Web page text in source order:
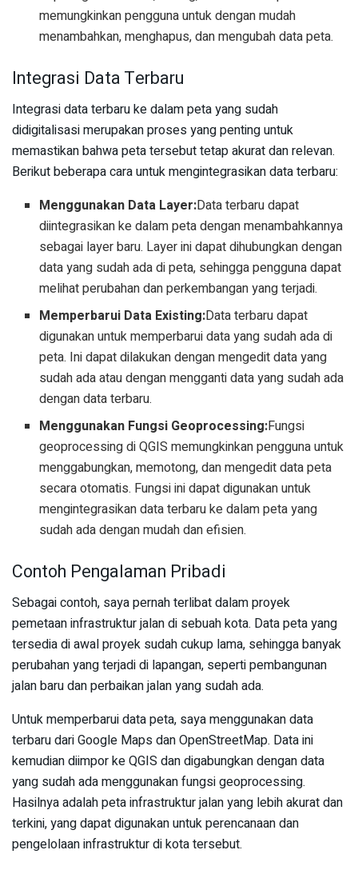
memungkinkan pengguna untuk dengan mudah
menambahkan, menghapus, dan mengubah data peta.
Integrasi Data Terbaru
Integrasi data terbaru ke dalam peta yang sudah
didigitalisasi merupakan proses yang penting untuk
memastikan bahwa peta tersebut tetap akurat dan relevan.
Berikut beberapa cara untuk mengintegrasikan data terbaru:
Menggunakan Data Layer:Data terbaru dapat
diintegrasikan ke dalam peta dengan menambahkannya
sebagai layer baru. Layer ini dapat dihubungkan dengan
data yang sudah ada di peta, sehingga pengguna dapat
melihat perubahan dan perkembangan yang terjadi.
Memperbarui Data Existing:Data terbaru dapat
digunakan untuk memperbarui data yang sudah ada di
peta. Ini dapat dilakukan dengan mengedit data yang
sudah ada atau dengan mengganti data yang sudah ada
dengan data terbaru.
Menggunakan Fungsi Geoprocessing:Fungsi
geoprocessing di QGIS memungkinkan pengguna untuk
menggabungkan, memotong, dan mengedit data peta
secara otomatis. Fungsi ini dapat digunakan untuk
mengintegrasikan data terbaru ke dalam peta yang
sudah ada dengan mudah dan efisien.
Contoh Pengalaman Pribadi
Sebagai contoh, saya pernah terlibat dalam proyek
pemetaan infrastruktur jalan di sebuah kota. Data peta yang
tersedia di awal proyek sudah cukup lama, sehingga banyak
perubahan yang terjadi di lapangan, seperti pembangunan
jalan baru dan perbaikan jalan yang sudah ada.
Untuk memperbarui data peta, saya menggunakan data
terbaru dari Google Maps dan OpenStreetMap. Data ini
kemudian diimpor ke QGIS dan digabungkan dengan data
yang sudah ada menggunakan fungsi geoprocessing.
Hasilnya adalah peta infrastruktur jalan yang lebih akurat dan
terkini, yang dapat digunakan untuk perencanaan dan
pengelolaan infrastruktur di kota tersebut.